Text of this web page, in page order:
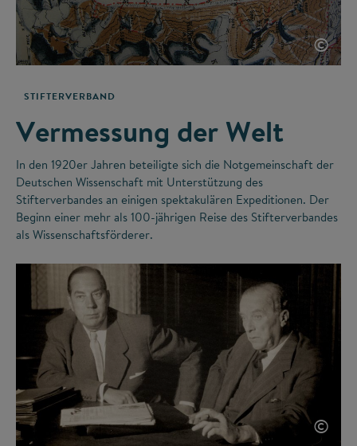
©
STIFTERVERBAND
Vermessung der Welt
In den 1920er Jahren beteiligte sich die Notgemeinschaft der
Deutschen Wissenschaft mit Unterstützung des
Stifterverbandes an einigen spektakulären Expeditionen. Der
Beginn einer mehr als 100-jährigen Reise des Stifterverbandes
als Wissenschaftsförderer.
©